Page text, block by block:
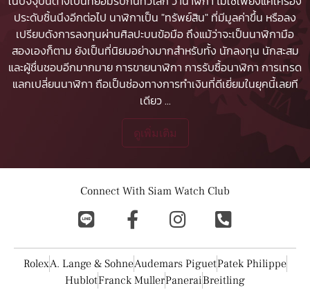
ประดับชิ้นนึงอีกต่อไป นาฬิกาเป็น "ทรัพย์สิน" ที่มีมูลค่าขึ้น หรือลง
เปรียบดังการลงทุนผ่านศิลปะบนข้อมือ ถึงแม้ว่าจะเป็นนาฬิกามือ
สองเองก็ตาม ยังเป็นที่นิยมอย่างมากสำหรับทั้ง นักลงทุน นักสะสม
และผู้ชื่นชอบอีกมากมายการขายนาฬิกา การรับซื้อนาฬิกา การเทรด
แลกเปลี่ยนนาฬิกา ถือเป็นช่องทางการทำเงินที่ดีเยี่ยมในยุคนี้เลยที
เดียว...
ดูเพิ่มเติม
Connect With Siam Watch Club
RolexA. Lange & SohneAudemars PiguetPatek Philippe
HublotFranck MullerPaneraiBreitling